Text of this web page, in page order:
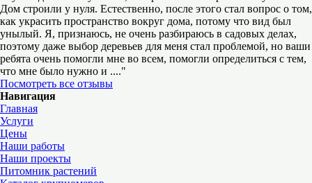
Дом строили у нуля. Естественно, после этого стал вопрос о том,
как украсить пространство вокруг дома, потому что вид был
унылый. Я, признаюсь, не очень разбираюсь в садовых делах,
поэтому даже выбор деревьев для меня стал проблемой, но ваши
ребята очень помогли мне во всем, помогли определиться с тем,
что мне было нужно и ...."
Посмотреть все отзывы
Навигация
Главная
Услуги
Цены
Наши работы
Наши проекты
Питомник растений